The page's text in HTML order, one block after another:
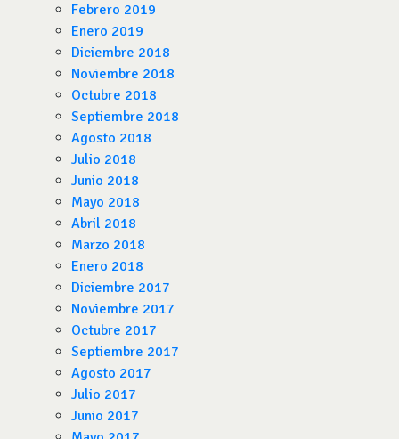
Febrero 2019
Enero 2019
Diciembre 2018
Noviembre 2018
Octubre 2018
Septiembre 2018
Agosto 2018
Julio 2018
Junio 2018
Mayo 2018
Abril 2018
Marzo 2018
Enero 2018
Diciembre 2017
Noviembre 2017
Octubre 2017
Septiembre 2017
Agosto 2017
Julio 2017
Junio 2017